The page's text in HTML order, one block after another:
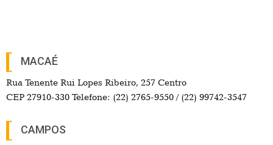
MACAÉ
Rua Tenente Rui Lopes Ribeiro, 257 Centro
CEP 27910-330 Telefone: (22) 2765-9550 / (22) 99742-3547
CAMPOS